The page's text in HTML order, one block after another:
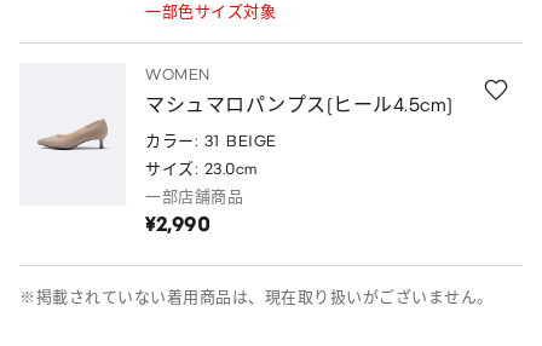
一部色サイズ対象
WOMEN
マシュマロパンプス(ヒール4.5cm)
カラー: 31 BEIGE
サイズ: 23.0cm
一部店舗商品
¥2,990
※掲載されていない着用商品は、現在取り扱いがございません。